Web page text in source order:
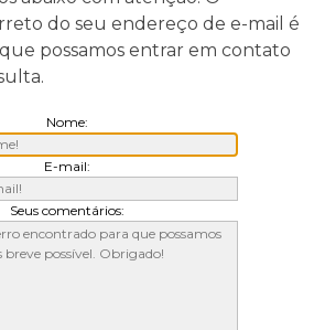
do seu endereço de e-mail é
possamos entrar em contato
Nome:
E-mail:
Seus comentários: